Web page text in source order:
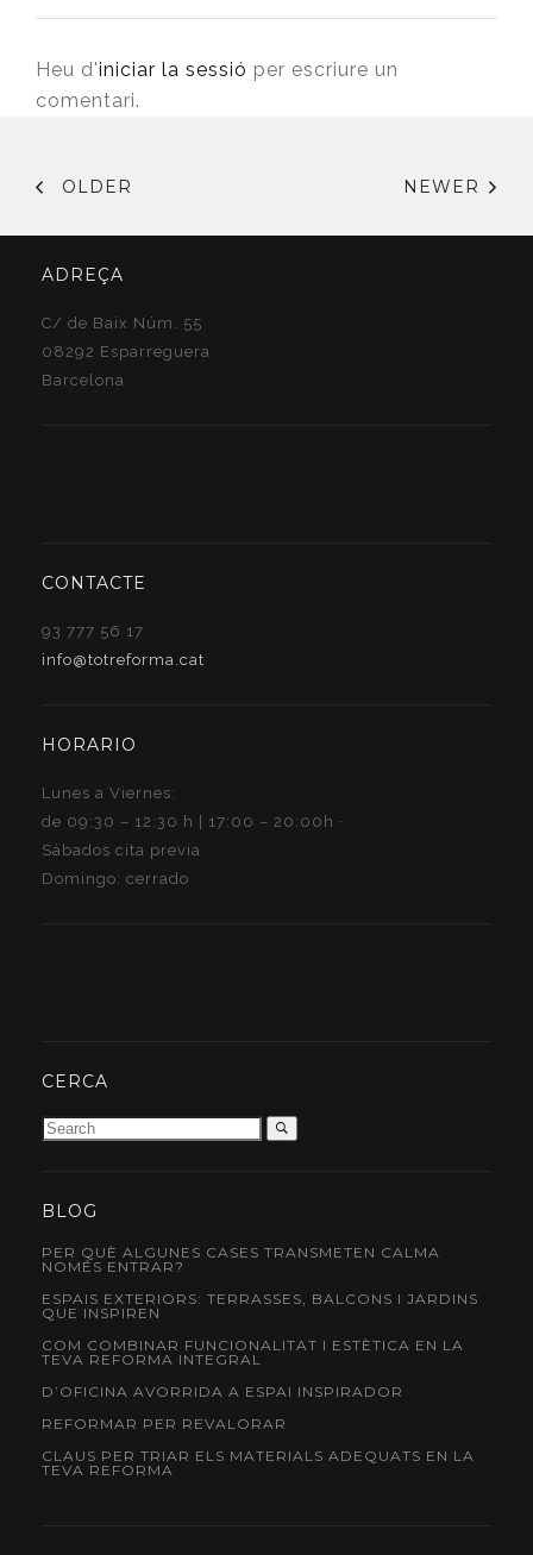
Heu d'iniciar la sessió per escriure un
comentari.
OLDER NEWER
ADREÇA
C/ de Baix Núm. 55
08292 Esparreguera
Barcelona
CONTACTE
93 777 56 17
info@totreforma.cat
HORARIO
Lunes a Viernes:
de 09:30 – 12:30 h | 17:00 – 20:00h ·
Sábados cita previa
Domingo: cerrado
CERCA
BLOG
PER QUÈ ALGUNES CASES TRANSMETEN CALMA
NOMÉS ENTRAR?
ESPAIS EXTERIORS: TERRASSES, BALCONS I JARDINS
QUE INSPIREN
COM COMBINAR FUNCIONALITAT I ESTÈTICA EN LA
TEVA REFORMA INTEGRAL
D’OFICINA AVORRIDA A ESPAI INSPIRADOR
REFORMAR PER REVALORAR
CLAUS PER TRIAR ELS MATERIALS ADEQUATS EN LA
TEVA REFORMA